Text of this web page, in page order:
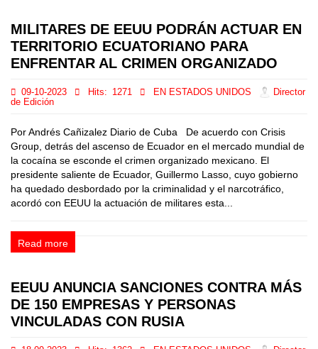
MILITARES DE EEUU PODRÁN ACTUAR EN
TERRITORIO ECUATORIANO PARA
ENFRENTAR AL CRIMEN ORGANIZADO
09-10-2023 Hits: 1271 EN ESTADOS UNIDOS
Director
de Edición
Por Andrés Cañizalez Diario de Cuba De acuerdo con Crisis
Group, detrás del ascenso de Ecuador en el mercado mundial de
la cocaína se esconde el crimen organizado mexicano. El
presidente saliente de Ecuador, Guillermo Lasso, cuyo gobierno
ha quedado desbordado por la criminalidad y el narcotráfico,
acordó con EEUU la actuación de militares esta...
Read more
EEUU ANUNCIA SANCIONES CONTRA MÁS
DE 150 EMPRESAS Y PERSONAS
VINCULADAS CON RUSIA